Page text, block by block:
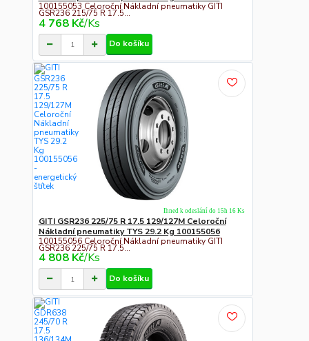
100155053 Celoroční Nákladní pneumatiky GITI
GSR236 215/75 R 17.5...
4 768 Kč/Ks
Do košíku
GITI GSR236 225/75 R 17.5 129/127M Celoroční
Nákladní pneumatiky TYS 29.2 Kg 100155056
100155056 Celoroční Nákladní pneumatiky GITI
GSR236 225/75 R 17.5...
4 808 Kč/Ks
Ihned k odeslání do 15h 16 Ks
Do košíku